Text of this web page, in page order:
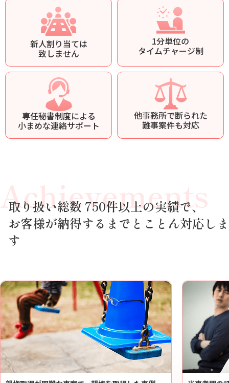
新人割り当ては
致しません
1分単位の
タイムチャージ制
専任秘書制度による
小まめな連絡サポート
他事務所で断られた
難事案件も対応
Achievements
取り扱い総数 750件以上の実績で、
お客様が納得するまでとことん対応しま
す